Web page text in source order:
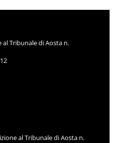
Tribunale di Aosta n.
al Tribunale di Aosta n.